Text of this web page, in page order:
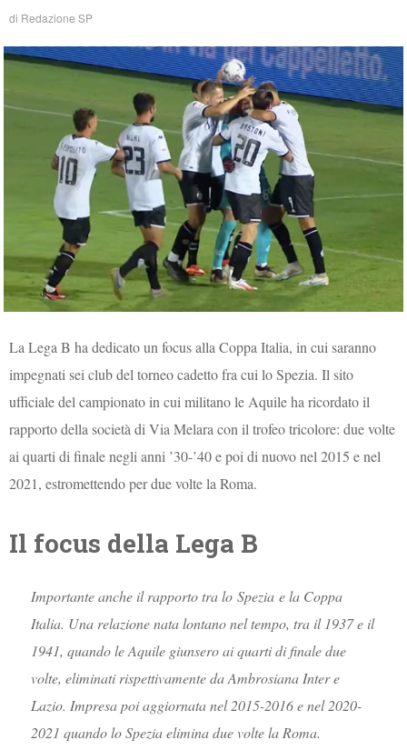
di Redazione SP
La Lega B ha dedicato un focus alla Coppa Italia, in cui saranno
impegnati sei club del torneo cadetto fra cui lo Spezia. Il sito
ufficiale del campionato in cui militano le Aquile ha ricordato il
rapporto della società di Via Melara con il trofeo tricolore: due volte
ai quarti di finale negli anni ’30-’40 e poi di nuovo nel 2015 e nel
2021, estromettendo per due volte la Roma.
Il focus della Lega B
Importante anche il rapporto tra lo Spezia e la Coppa
Italia. Una relazione nata lontano nel tempo, tra il 1937 e il
1941, quando le Aquile giunsero ai quarti di finale due
volte, eliminati rispettivamente da Ambrosiana Inter e
Lazio. Impresa poi aggiornata nel 2015-2016 e nel 2020-
2021 quando lo Spezia elimina due volte la Roma.